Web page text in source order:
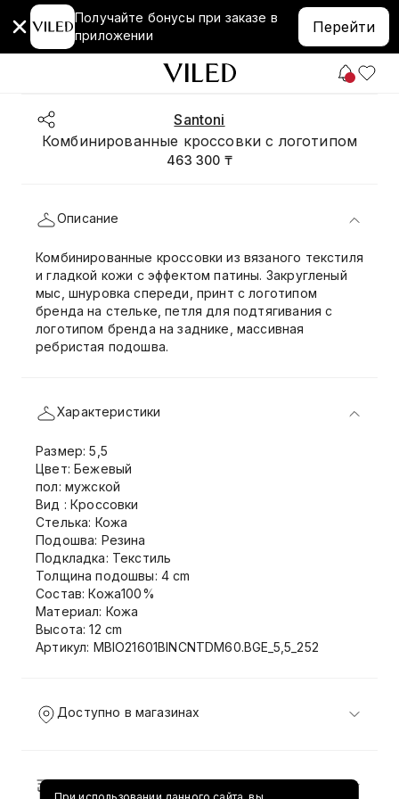
Получайте бонусы при заказе в
приложении
Перейти
Santoni
Комбинированные кроссовки с логотипом
463 300 ₸
Описание
Комбинированные кроссовки из вязаного текстиля
и гладкой кожи с эффектом патины. Закругленый
мыс, шнуровка спереди, принт с логотипом
бренда на стельке, петля для подтягивания с
логотипом бренда на заднике, массивная
ребристая подошва.
Характеристики
Размер: 5,5
Цвет: Бежевый
пол: мужской
Вид : Кроссовки
Стелька: Кожа
Подошва: Резина
Подкладка: Текстиль
Толщина подошвы: 4 cm
Состав: Кожа100%
Материал: Кожа
Высота: 12 cm
Артикул: MBIO21601BINCNTDM60.BGE_5,5_252
Доступно в магазинах
Доставка и возврат